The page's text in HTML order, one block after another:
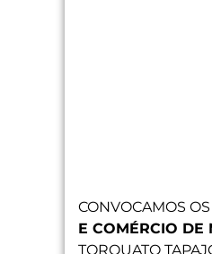
CONVOCAMOS
E COMÉRCIO DE
TORQUATO